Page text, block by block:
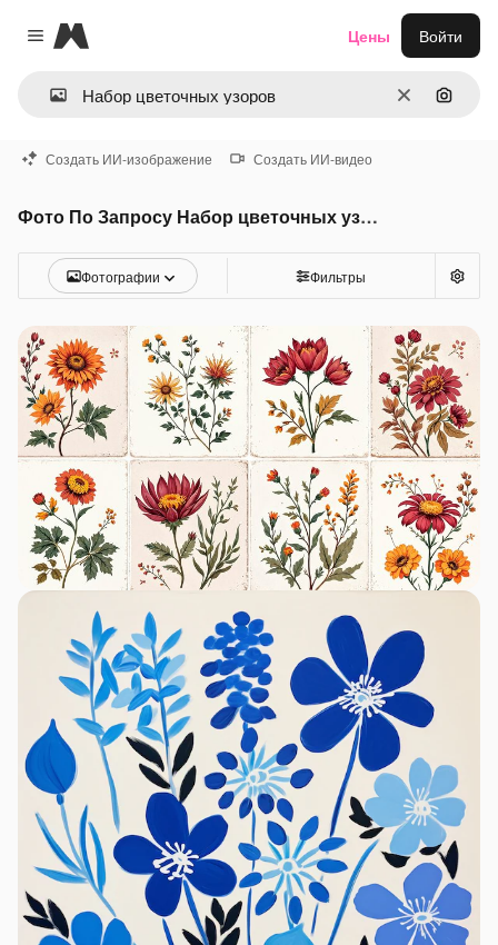
Close menu
Magnific
ОчиститьПоиск
Цены Войти
Создать ИИ-изображение Создать ИИ-видео
Фото По Запросу Набор цветочных узоров
Фотографии Фильтры